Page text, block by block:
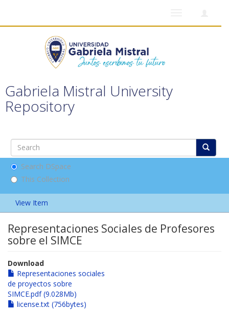
Gabriela Mistral University
Repository
Search DSpace
This Collection
View Item
Representaciones Sociales de Profesores
sobre el SIMCE
Download
Representaciones sociales
de proyectos sobre
SIMCE.pdf (9.028Mb)
license.txt (756bytes)